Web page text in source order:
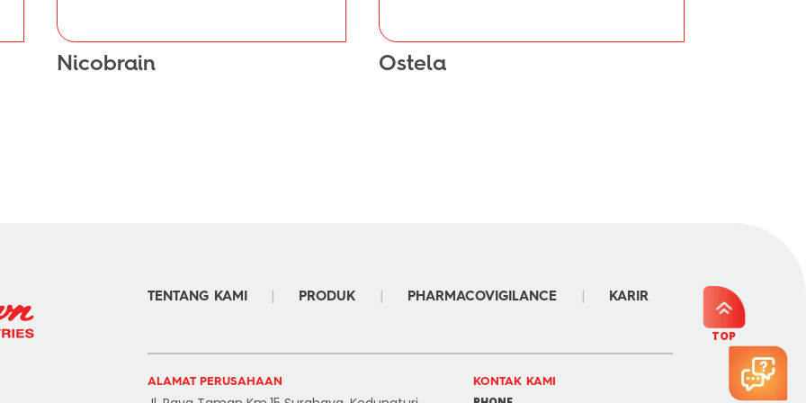
Nicobrain Ostela
TENTANG KAMI | PRODUK | PHARMACOVIGILANCE | KARIR
ALAMAT PERUSAHAAN KONTAK KAMI
TOP